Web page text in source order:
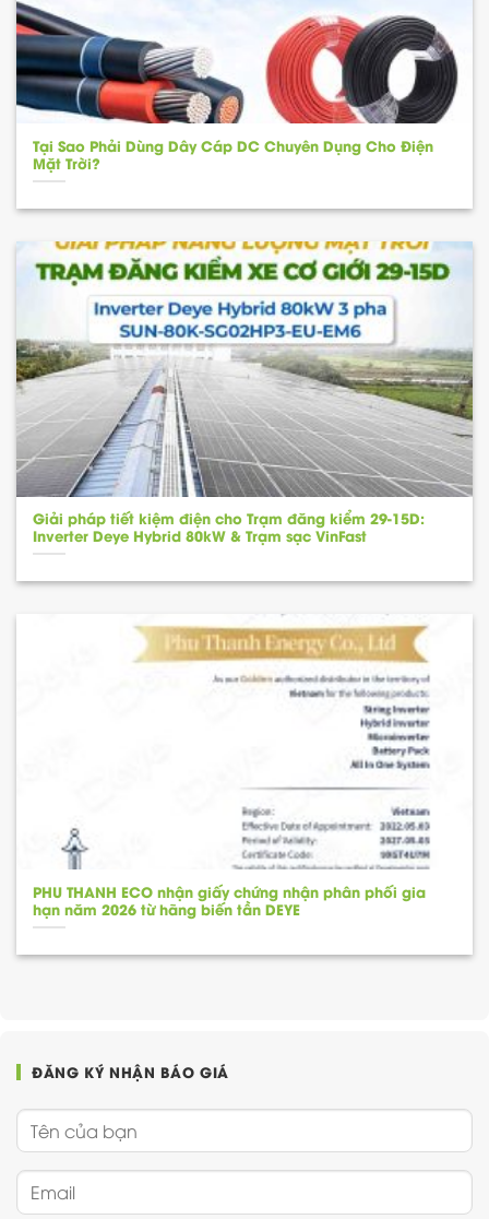
Tại Sao Phải Dùng Dây Cáp DC Chuyên Dụng Cho Điện
Mặt Trời?
Giải pháp tiết kiệm điện cho Trạm đăng kiểm 29-15D:
Inverter Deye Hybrid 80kW & Trạm sạc VinFast
PHU THANH ECO nhận giấy chứng nhận phân phối gia
hạn năm 2026 từ hãng biến tần DEYE
ĐĂNG KÝ NHẬN BÁO GIÁ